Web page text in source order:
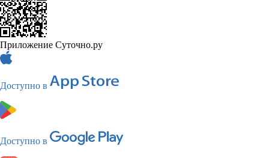
Приложение Суточно.ру
Доступно в
Доступно в